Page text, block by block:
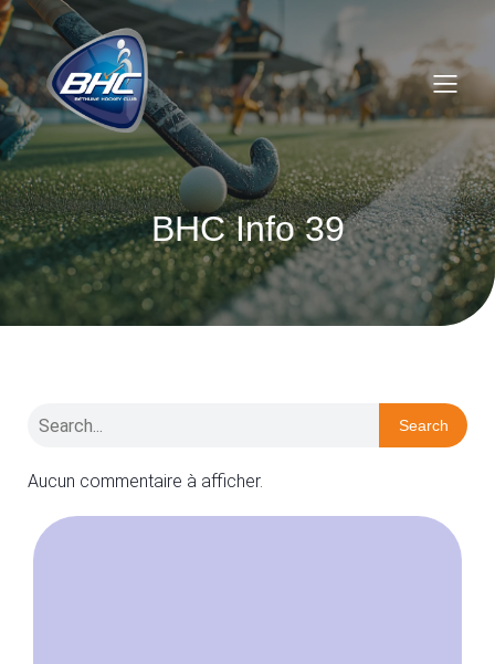
BHC Info 39
Search
Aucun commentaire à afficher.